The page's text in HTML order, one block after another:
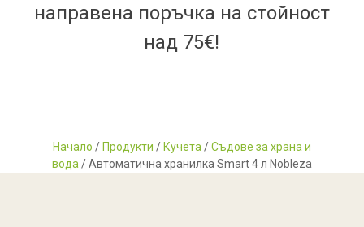
направена поръчка на стойност
над 75€!
Начало / Продукти / Кучета /Съдове за храна и
вода / Автоматична хранилка Smart 4 л Nobleza